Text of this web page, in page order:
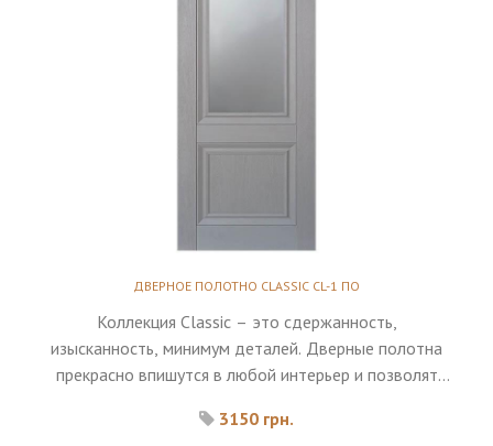
ДВЕРНОЕ ПОЛОТНО CLASSIC CL-1 ПО
Коллекция Classic – это сдержанность,
изысканность, минимум деталей. Дверные полотна
прекрасно впишутся в любой интерьер и позволят
3150 грн.